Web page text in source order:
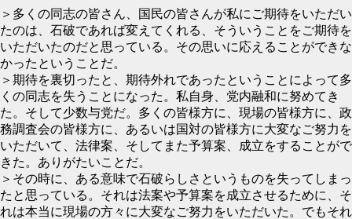
＞多くの同志の皆さん、国民の皆さんが私にご期待をいただい
たのは、石破であれば変えてくれる、そういうことをご期待を
いただいたのだと思っている。その思いに応えることができな
かったということだ。
＞期待を裏切ったと、期待外れであったということによって多
くの同志を失うことになった。私自身、党内融和に努めてき
た。そして少数与党だ。多くの皆様方に、現場の皆様方に、政
務調査会の皆様方に、あるいは国対の皆様方に大変なご努力を
いただいて、法律案、そしてまた予算案、成立をすることがで
きた。ありがたいことだ。
＞その時に、ある意味で石破らしさというものを失ってしまっ
たと思っている。それは法案や予算案を成立させるために、そ
れは本当に現場の方々に大変なご努力をいただいた。でもそれ